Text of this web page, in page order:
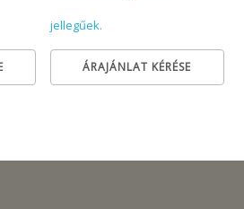
jellegűek.
ÁRAJÁNLAT KÉRÉSE